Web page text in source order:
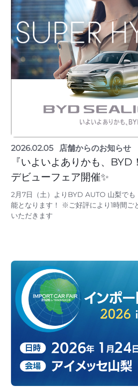
2026.02.05 店舗からのお知らせ
『いよいよありかも、
デビューフェア開催✨
2月7日（土）よりBYD AUTO 山梨で
能となります！ ※ご好評により1時間ご
いただきます